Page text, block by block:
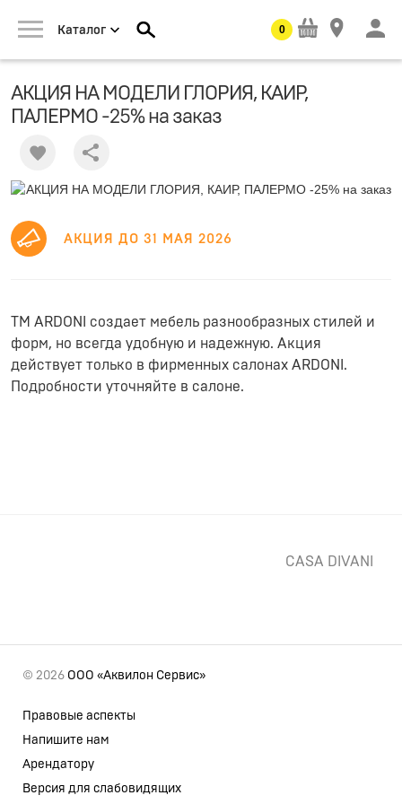
Каталог 0
АКЦИЯ НА МОДЕЛИ ГЛОРИЯ, КАИР,
ПАЛЕРМО -25% на заказ
Share
АКЦИЯ ДО 31 МАЯ 2026
ТМ ARDONI создает мебель разнообразных стилей и
форм, но всегда удобную и надежную. Акция
действует только в фирменных салонах ARDONI.
Подробности уточняйте в салоне.
CASA DIVANI
© 2026 ООО «Аквилон Сервис»
Правовые аспекты
Напишите нам
Арендатору
Версия для слабовидящих